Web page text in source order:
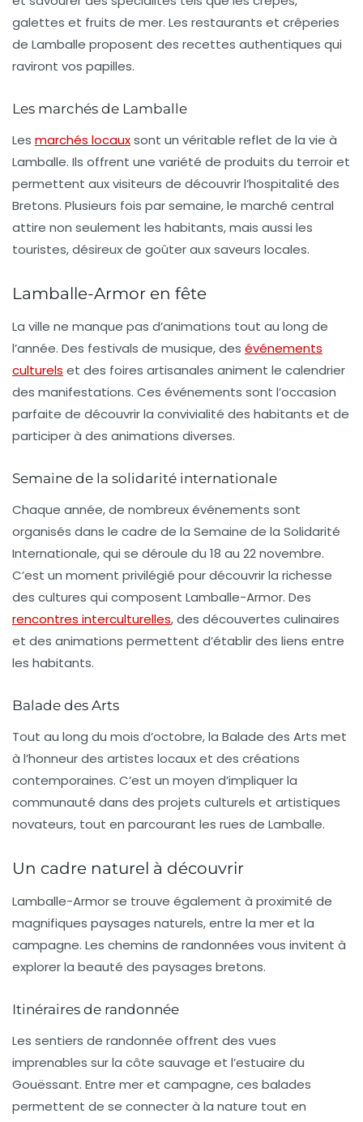
galettes et fruits de mer. Les restaurants et crêperies
de Lamballe proposent des recettes authentiques qui
raviront vos papilles.
Les marchés de Lamballe
Les marchés locauxsont un véritable reflet de la vie à
Lamballe. Ils offrent une variété de produits du terroir et
permettent aux visiteurs de découvrir l’hospitalité des
Bretons. Plusieurs fois par semaine, le marché central
attire non seulement les habitants, mais aussi les
touristes, désireux de goûter aux saveurs locales.
Lamballe-Armor en fête
La ville ne manque pas d’animations tout au long de
l’année. Des festivals de musique, des événements
culturels et des foires artisanales animent le calendrier
des manifestations. Ces événements sont l’occasion
parfaite de découvrir la convivialité des habitants et de
participer à des animations diverses.
Semaine de la solidarité internationale
Chaque année, de nombreux événements sont
organisés dans le cadre de la Semaine de la Solidarité
Internationale, qui se déroule du 18 au 22 novembre.
C’est un moment privilégié pour découvrir la richesse
des cultures qui composent Lamballe-Armor. Des
rencontres interculturelles, des découvertes culinaires
et des animations permettent d’établir des liens entre
les habitants.
Balade des Arts
Tout au long du mois d’octobre, la Balade des Arts met
à l’honneur des artistes locaux et des créations
contemporaines. C’est un moyen d’impliquer la
communauté dans des projets culturels et artistiques
novateurs, tout en parcourant les rues de Lamballe.
Un cadre naturel à découvrir
Lamballe-Armor se trouve également à proximité de
magnifiques paysages naturels, entre la mer et la
campagne. Les chemins de randonnées vous invitent à
explorer la beauté des paysages bretons.
Itinéraires de randonnée
Les sentiers de randonnée offrent des vues
imprenables sur la côte sauvage et l’estuaire du
Gouëssant. Entre mer et campagne, ces balades
permettent de se connecter à la nature tout en